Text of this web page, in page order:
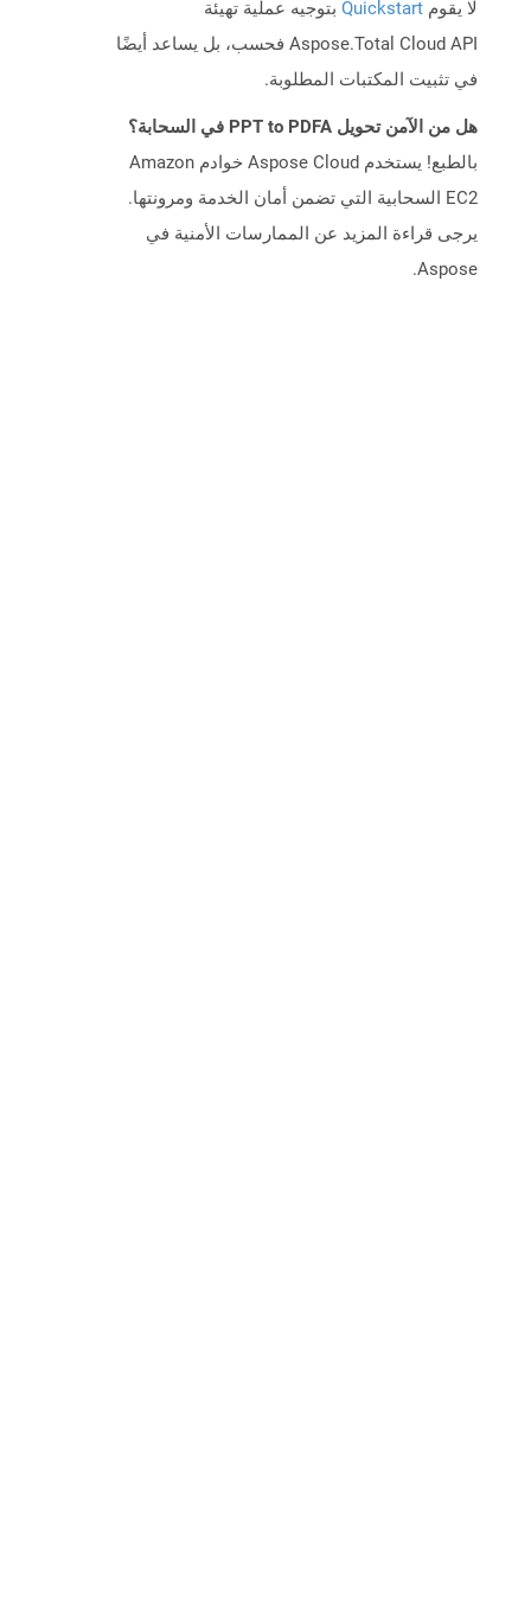
لا يقوم Quickstart بتوجيه عملية تهيئة
Aspose.Total Cloud API فحسب، بل يساعد أيضًا
في تثبيت المكتبات المطلوبة.
هل من الآمن تحويل PPT to PDFA في السحابة؟
بالطبع! يستخدم Aspose Cloud خوادم Amazon
EC2 السحابية التي تضمن أمان الخدمة ومرونتها.
يرجى قراءة المزيد عن الممارسات الأمنية في
Aspose.